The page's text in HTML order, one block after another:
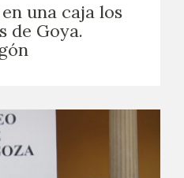
una caja los
de Goya.